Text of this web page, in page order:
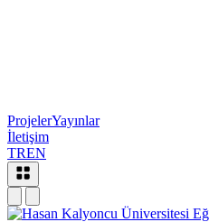
ProjelerYayınlar
İletişim
TREN